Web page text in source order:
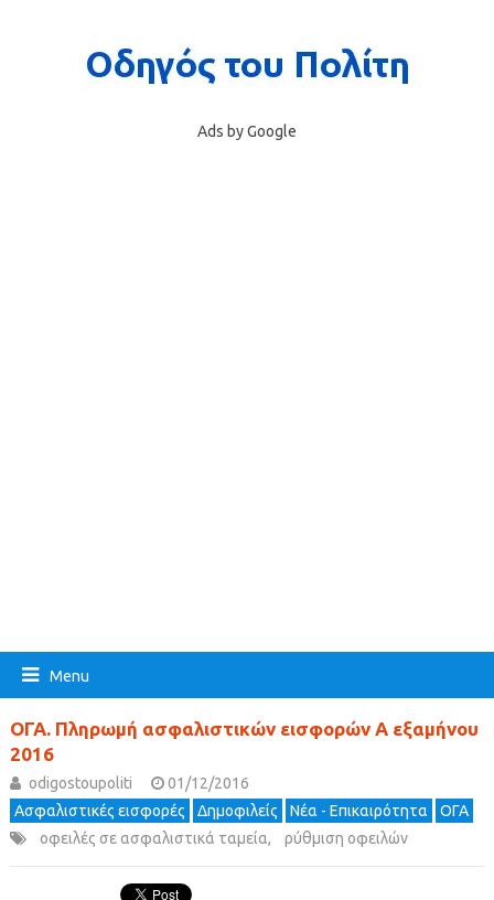
Ads by Google
Menu
ΟΓΑ. Πληρωμή ασφαλιστικών εισφορών Α εξαμήνου
2016
odigostoupoliti
01/12/2016
Ασφαλιστικές εισφορές
Δημοφιλείς Νέα - Επικαιρότητα
ΟΓΑ
οφειλές σε ασφαλιστικά ταμεία, ρύθμιση οφειλών